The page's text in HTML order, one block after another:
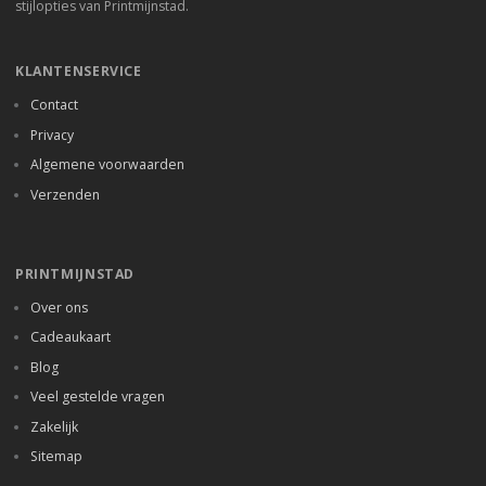
stijlopties van Printmijnstad.
KLANTENSERVICE
Contact
Privacy
Algemene voorwaarden
Verzenden
PRINTMIJNSTAD
Over ons
Cadeaukaart
Blog
Veel gestelde vragen
Zakelijk
Sitemap